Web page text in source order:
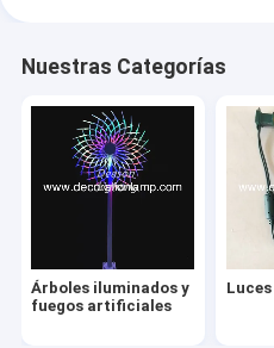
Luz de cascada LED
luz llevada de la cuerda
Luces de ducha de
Nuestras Categorías
Árboles iluminados y
fuegos artificiales
Luces